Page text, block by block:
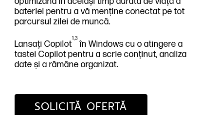
bateriei pentru a vă menține conectat pe tot
parcursul zilei de muncă.
Lansați Copilot
1,3
în Windows cu o atingere a
tastei Copilot pentru a scrie conținut, analiza
date și a rămâne organizat.
SOLICITĂ OFERTĂ